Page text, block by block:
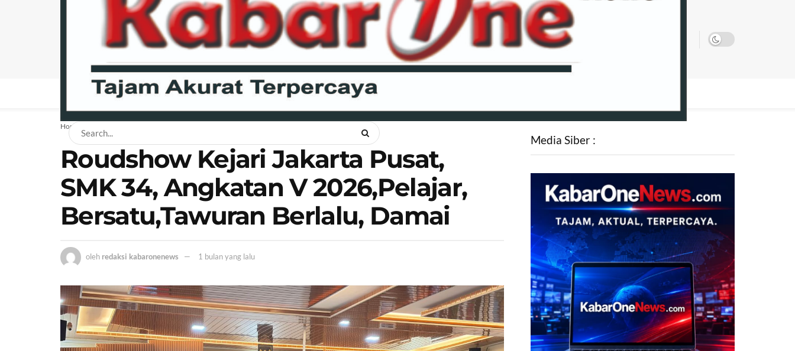
BERANDA NEWS BISNIS EKONOMI HANKAM OPINI HUKUM
Home
Roudshow Kejari Jakarta Pusat,
SMK 34, Angkatan V 2026,Pelajar,
Bersatu,Tawuran Berlalu, Damai
oleh redaksi kabaronenews 1 bulan yang lalu
Media Siber :